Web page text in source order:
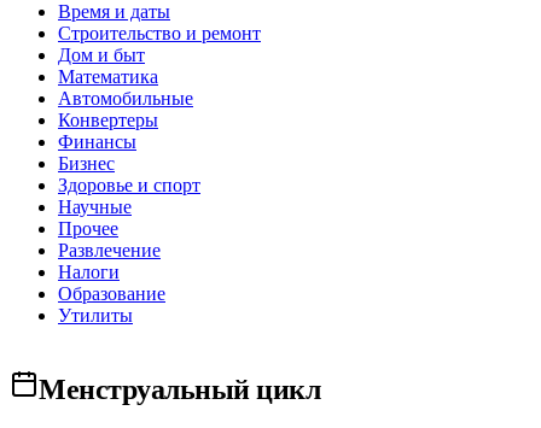
Время и даты
Строительство и ремонт
Дом и быт
Математика
Автомобильные
Конвертеры
Финансы
Бизнес
Здоровье и спорт
Научные
Прочее
Развлечение
Налоги
Образование
Утилиты
Менструальный цикл